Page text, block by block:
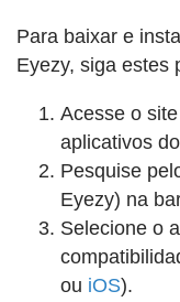
Para baixar e
Eyezy, siga estes
Acesse o
aplicativos
Pesquise
Eyezy) na
Selecione o
ou iOS).